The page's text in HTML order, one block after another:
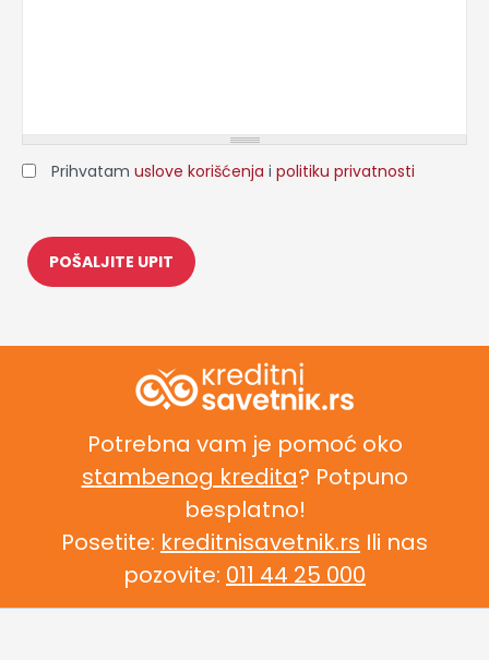
Prihvatam uslove korišćenja i politiku privatnosti
Potrebna vam je pomoć oko
stambenog kredita? Potpuno
besplatno!
Posetite: kreditnisavetnik.rs Ili nas
pozovite: 011 44 25 000